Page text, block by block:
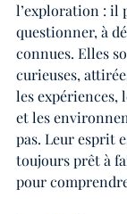
l’exploration : il
questionner, à
connues. Elles
curieuses,
les expériences,
et les
pas. Leur esprit
toujours prêt à
pour